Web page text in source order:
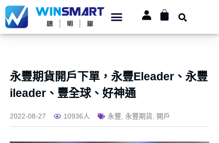
永豐期貨開戶下單，永豐Eleader、永豐
ileader、豐全球、好神通
2022-08-27 10936人 永豐 永豐期貨 開戶